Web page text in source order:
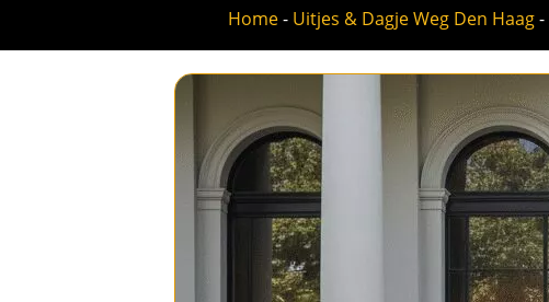
Home- Uitjes & Dagje Weg Den Haag-